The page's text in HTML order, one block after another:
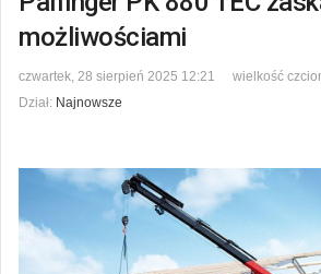
możliwościami
czwartek, 28 sierpień 2025 12:21
wielkość
Dział: Najnowsze